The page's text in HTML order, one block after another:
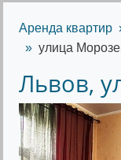
Аренда квартир
улица
Львов,